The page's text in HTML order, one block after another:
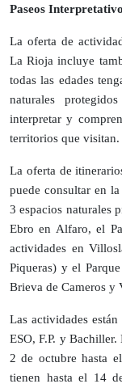
Paseos
La oferta de
La Rioja incluye
todas las edades
naturales
interpretar y
territorios que visitan.
La oferta de
puede consultar en
3 espacios naturales
Ebro en Alfaro, el
actividades en
Piqueras) y el
Brieva de Cameros y
Las actividades
ESO, F.P. y
2 de octubre hasta
tienen hasta el 14